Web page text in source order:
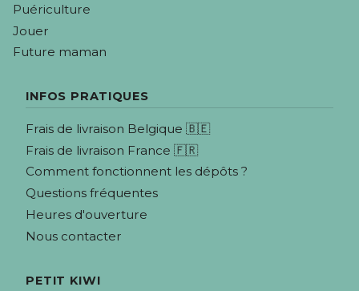
Puériculture
Jouer
Future maman
INFOS PRATIQUES
Frais de livraison Belgique 🇧🇪
Frais de livraison France 🇫🇷
Comment fonctionnent les dépôts ?
Questions fréquentes
Heures d'ouverture
Nous contacter
PETIT KIWI